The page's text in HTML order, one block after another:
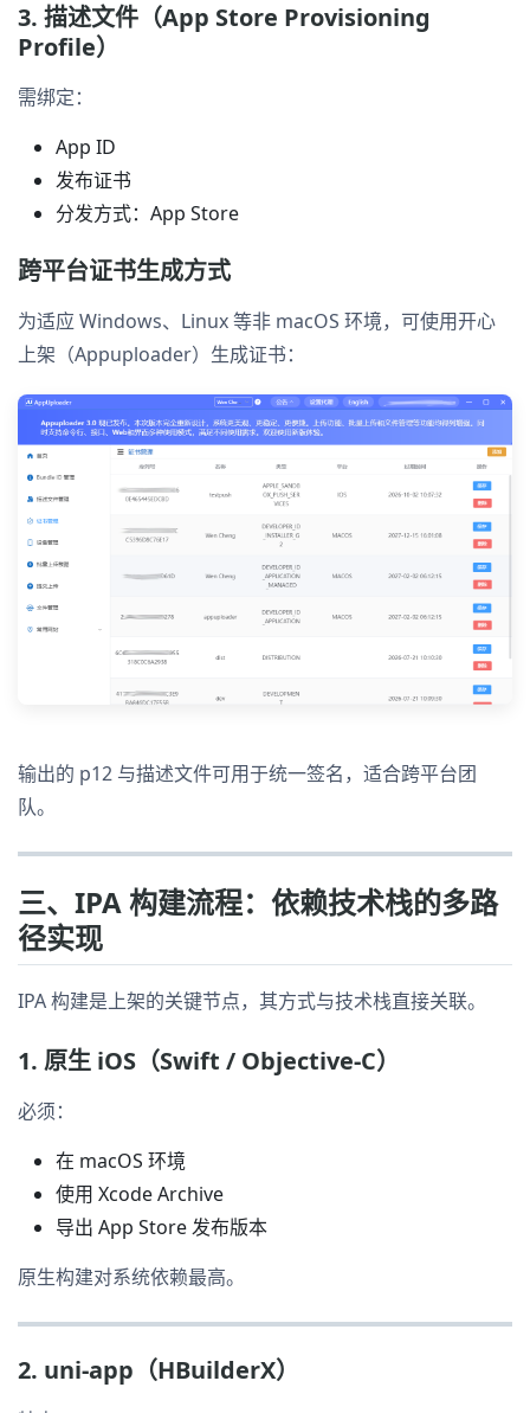
3. 描述文件（App Store Provisioning
Profile）
需绑定：
App ID
发布证书
分发方式：App Store
跨平台证书生成方式
为适应 Windows、Linux 等非 macOS 环境，可使用开心
上架（Appuploader）生成证书：
输出的 p12 与描述文件可用于统一签名，适合跨平台团
队。
三、IPA 构建流程：依赖技术栈的多路
径实现
IPA 构建是上架的关键节点，其方式与技术栈直接关联。
1. 原生 iOS（Swift / Objective-C）
必须：
在 macOS 环境
使用 Xcode Archive
导出 App Store 发布版本
原生构建对系统依赖最高。
2. uni-app（HBuilderX）